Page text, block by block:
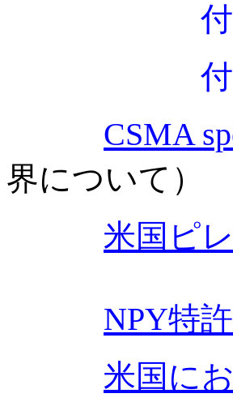
CSMA
界について）
米国ピ
NPY特
米国に